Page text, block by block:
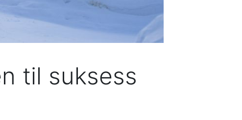
til suksess